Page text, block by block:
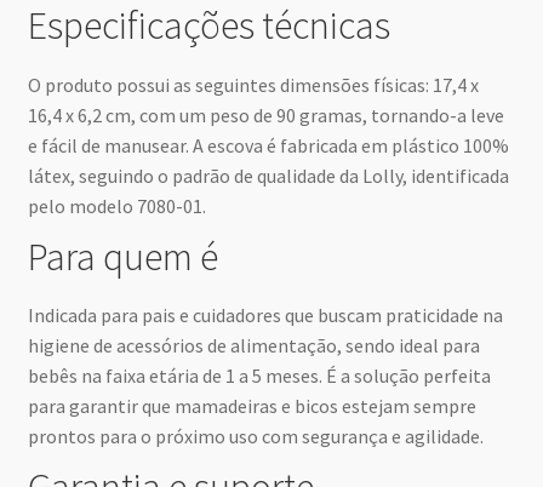
Especificações técnicas
O produto possui as seguintes dimensões físicas: 17,4 x
16,4 x 6,2 cm, com um peso de 90 gramas, tornando-a leve
e fácil de manusear. A escova é fabricada em plástico 100%
látex, seguindo o padrão de qualidade da Lolly, identificada
pelo modelo 7080-01.
Para quem é
Indicada para pais e cuidadores que buscam praticidade na
higiene de acessórios de alimentação, sendo ideal para
bebês na faixa etária de 1 a 5 meses. É a solução perfeita
para garantir que mamadeiras e bicos estejam sempre
prontos para o próximo uso com segurança e agilidade.